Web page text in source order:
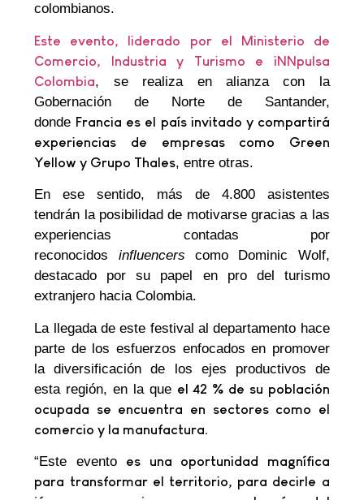
colombianos.
Este evento, liderado por el Ministerio de
Comercio, Industria y Turismo e iNNpulsa
Colombia, se realiza en alianza con la
Gobernación de Norte de Santander,
donde Francia es el país invitado y compartirá
experiencias de empresas como Green
Yellow y Grupo Thales, entre otras.
En ese sentido, más de 4.800 asistentes
tendrán la posibilidad de motivarse gracias a las
experiencias contadas por
reconocidos influencers como Dominic Wolf,
destacado por su papel en pro del turismo
extranjero hacia Colombia.
La llegada de este festival al departamento hace
parte de los esfuerzos enfocados en promover
la diversificación de los ejes productivos de
esta región, en la que el 42 % de su población
ocupada se encuentra en sectores como el
comercio y la manufactura.
“Este evento es una oportunidad magnífica
para transformar el territorio, para decirle a